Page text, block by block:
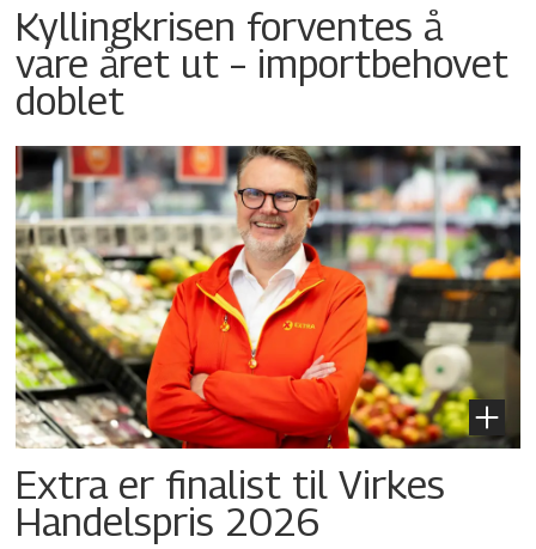
Kyllingkrisen forventes å
vare året ut – importbehovet
doblet
Extra er finalist til Virkes
Handelspris 2026